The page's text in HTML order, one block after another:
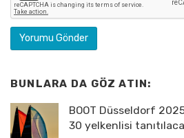
BUNLARA DA GÖZ ATIN:
BOOT Düsseldorf
30 yelkenlisi